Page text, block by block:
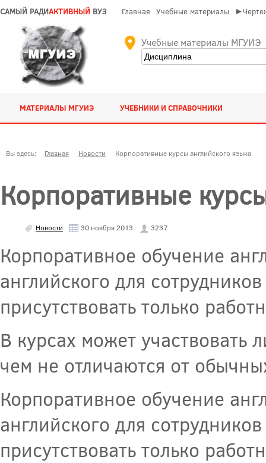
САМЫЙ РАДИАКТИВНЫЙ ВУЗ Главная Учебные материалы
Учебные материалы МГУИЭ
МАТЕРИАЛЫ МГУИЭ УЧЕБНИКИ И СПРАВОЧНИКИ
Вы здесь: Главная Новости Корпоративные курсы английского языка
Корпоративные
Новости 30 ноября 2013 3237
Корпоративное обучение
английского для
присутствовать только
В курсах может участвовать
чем не отличаются от
Корпоративное обучение
английского для
присутствовать только